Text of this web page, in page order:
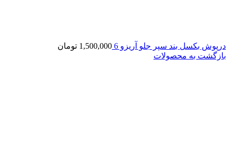
درپوش بکسل بند سپر جلو آریزو 6 1,500,000 تومان
بازگشت به محصولات